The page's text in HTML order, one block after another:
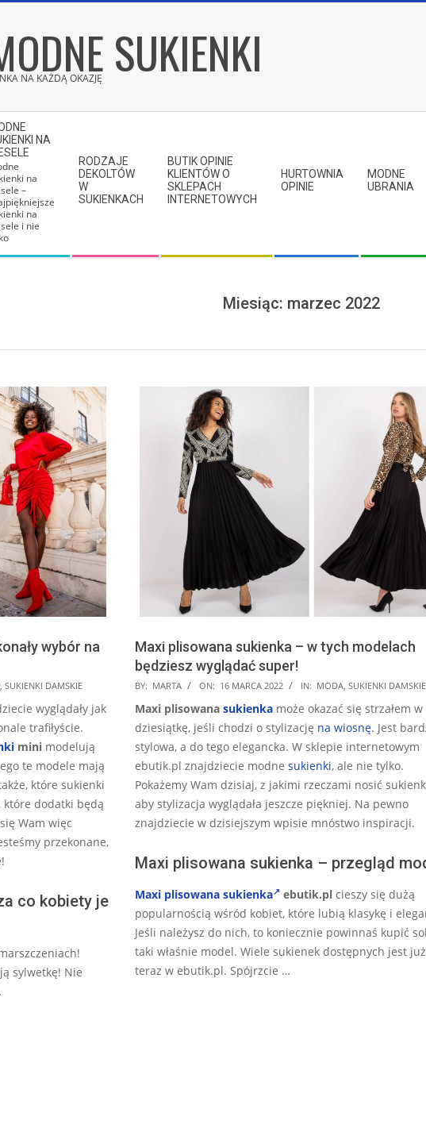
SUKIENKI
NA KAŻDĄ OKAZJĘ
NA
na
–
na
i nie
RODZAJE
DEKOLTÓW
W
SUKIENKACH
BUTIK OPINIE
KLIENTÓW O
SKLEPACH
INTERNETOWYCH
HURTOWNIA
OPINIE
MODNE
UBRANIA
Miesiąc: marzec 2022
wybór na
, SUKIENKI DAMSKIE
wyglądały jak
trafiłyście.
mini modelują
te modele mają
które sukienki
dodatki będą
Wam więc
przekonane,
co kobiety je
sylwetkę! Nie
Maxi plisowana sukienka – w tych modelach
będziesz wyglądać super!
2022-
03-
16
BY: MARTA ON: 16 MARCA 2022 IN: MODA, SUKIENKI DAMSKIE
Maxi plisowana sukienka może okazać się strzałem w
dziesiątkę, jeśli chodzi o stylizację na wiosnę. Jest
stylowa, a do tego elegancka. W sklepie internetowym
ebutik.pl znajdziecie modne sukienki, ale nie tylko.
Pokażemy Wam dzisiaj, z jakimi rzeczami nosić
aby stylizacja wyglądała jeszcze piękniej. Na pewno
znajdziecie w dzisiejszym wpisie mnóstwo inspiracji.
Maxi plisowana sukienka – przegląd
Maxi plisowana sukienka ebutik.pl cieszy się dużą
popularnością wśród kobiet, które lubią klasykę i
Jeśli należysz do nich, to koniecznie powinnaś kupić
taki właśnie model. Wiele sukienek dostępnych jest już
teraz w ebutik.pl. Spójrzcie …